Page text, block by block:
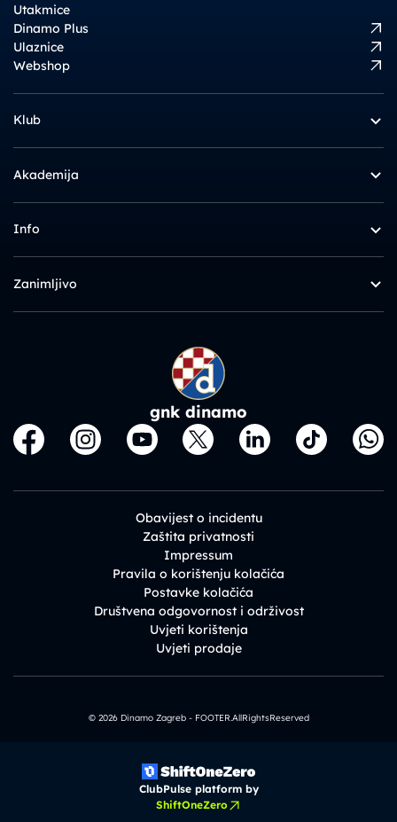
Utakmice
Dinamo Plus
Ulaznice
Webshop
Klub
Akademija
Info
Zanimljivo
gnk dinamo
Obavijest o incidentu
Zaštita privatnosti
Impressum
Pravila o korištenju kolačića
Postavke kolačića
Društvena odgovornost i održivost
Uvjeti korištenja
Uvjeti prodaje
© 2026 Dinamo Zagreb - FOOTER.AllRightsReserved
ClubPulse platform by
ShiftOneZero